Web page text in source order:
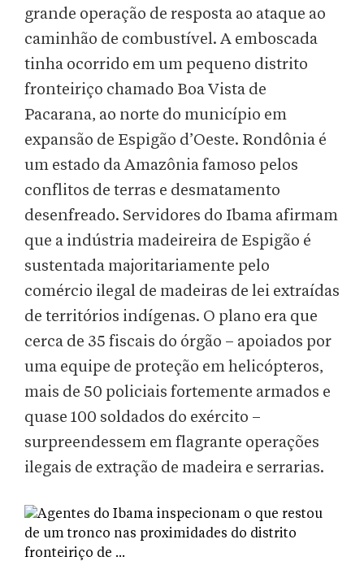
grande operação de resposta ao ataque ao
caminhão de combustível. A emboscada
tinha ocorrido em um pequeno distrito
fronteiriço chamado Boa Vista de
Pacarana, ao norte do município em
expansão de Espigão d’Oeste. Rondônia é
um estado da Amazônia famoso pelos
conflitos de terras e desmatamento
desenfreado. Servidores do Ibama afirmam
que a indústria madeireira de Espigão é
sustentada majoritariamente pelo
comércio ilegal de madeiras de lei extraídas
de territórios indígenas. O plano era que
cerca de 35 fiscais do órgão – apoiados por
uma equipe de proteção em helicópteros,
mais de 50 policiais fortemente armados e
quase 100 soldados do exército –
surpreendessem em flagrante operações
ilegais de extração de madeira e serrarias.